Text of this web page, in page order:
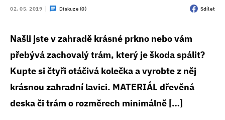
02. 05. 2019 Diskuze (0) Sdílet
Našli jste v zahradě krásné prkno nebo vám
přebývá zachovalý trám, který je škoda spálit?
Kupte si čtyři otáčivá kolečka a vyrobte z něj
krásnou zahradní lavici. MATERIÁL dřevěná
deska či trám o rozměrech minimálně […]